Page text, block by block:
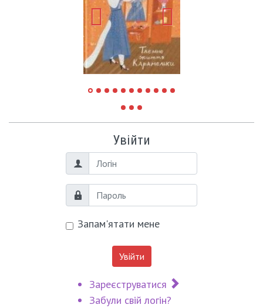
Увійти
Логін
Пароль
Запам'ятати мене
Увійти
Зареєструватися
Забули свій логін?